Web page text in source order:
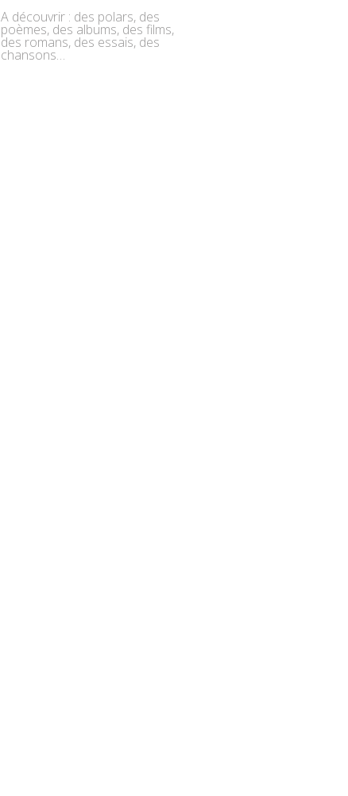
A découvrir : des polars, des
poèmes, des albums, des films,
des romans, des essais, des
chansons…